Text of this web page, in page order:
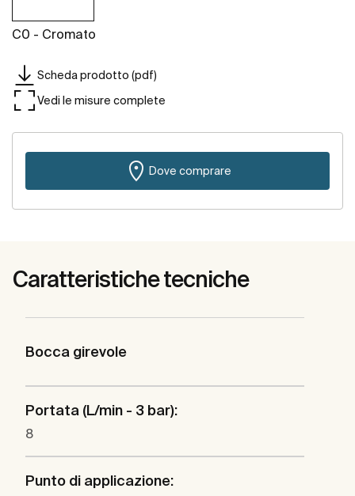
C0 - Cromato
Scheda prodotto (pdf)
Vedi le misure complete
Dove comprare
Caratteristiche tecniche
Bocca girevole
Portata (L/min - 3 bar):
8
Punto di applicazione: